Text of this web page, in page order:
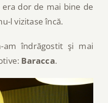
dor de mai bine de
l vizitase încă.
am îndrăgostit şi mai
Baracca.